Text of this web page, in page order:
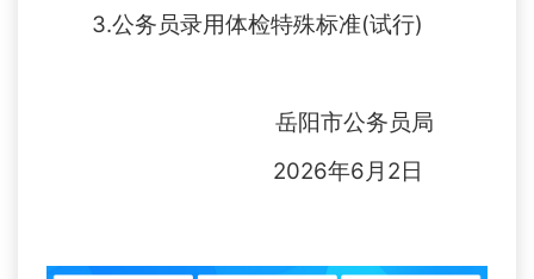
3.公务员录用体检特殊标准(试行)
岳阳市公务员局
2026年6月 2日